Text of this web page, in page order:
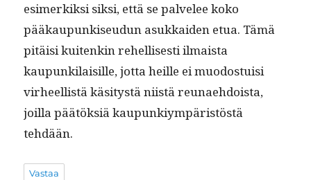
esimerkik­si sik­si, että se palvelee koko
pääkaupunkiseudun asukkaiden etua. Tämä
pitäisi kuitenkin rehellis­es­ti ilmaista
kaupunki­laisille, jot­ta heille ei muo­dos­tu­isi
virheel­listä käsi­tys­tä niistä reunae­hdoista,
joil­la päätök­siä kaupunkiym­päristöstä
tehdään.
Vastaa